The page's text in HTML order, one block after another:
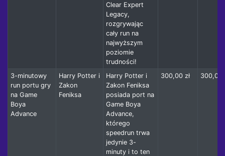
Clear Expert
Legacy,
rozgrywając
cały run na
najwyższym
poziomie
trudności!
3-minutowy
run portu gry
na Game
Boya
Advance
Harry Potter i
Zakon
Feniksa
Harry Potter i
Zakon Feniksa
posiada port na
Game Boya
Advance,
którego
speedrun trwa
jedynie 3-
minuty i to ten
300,00 zł 300,00